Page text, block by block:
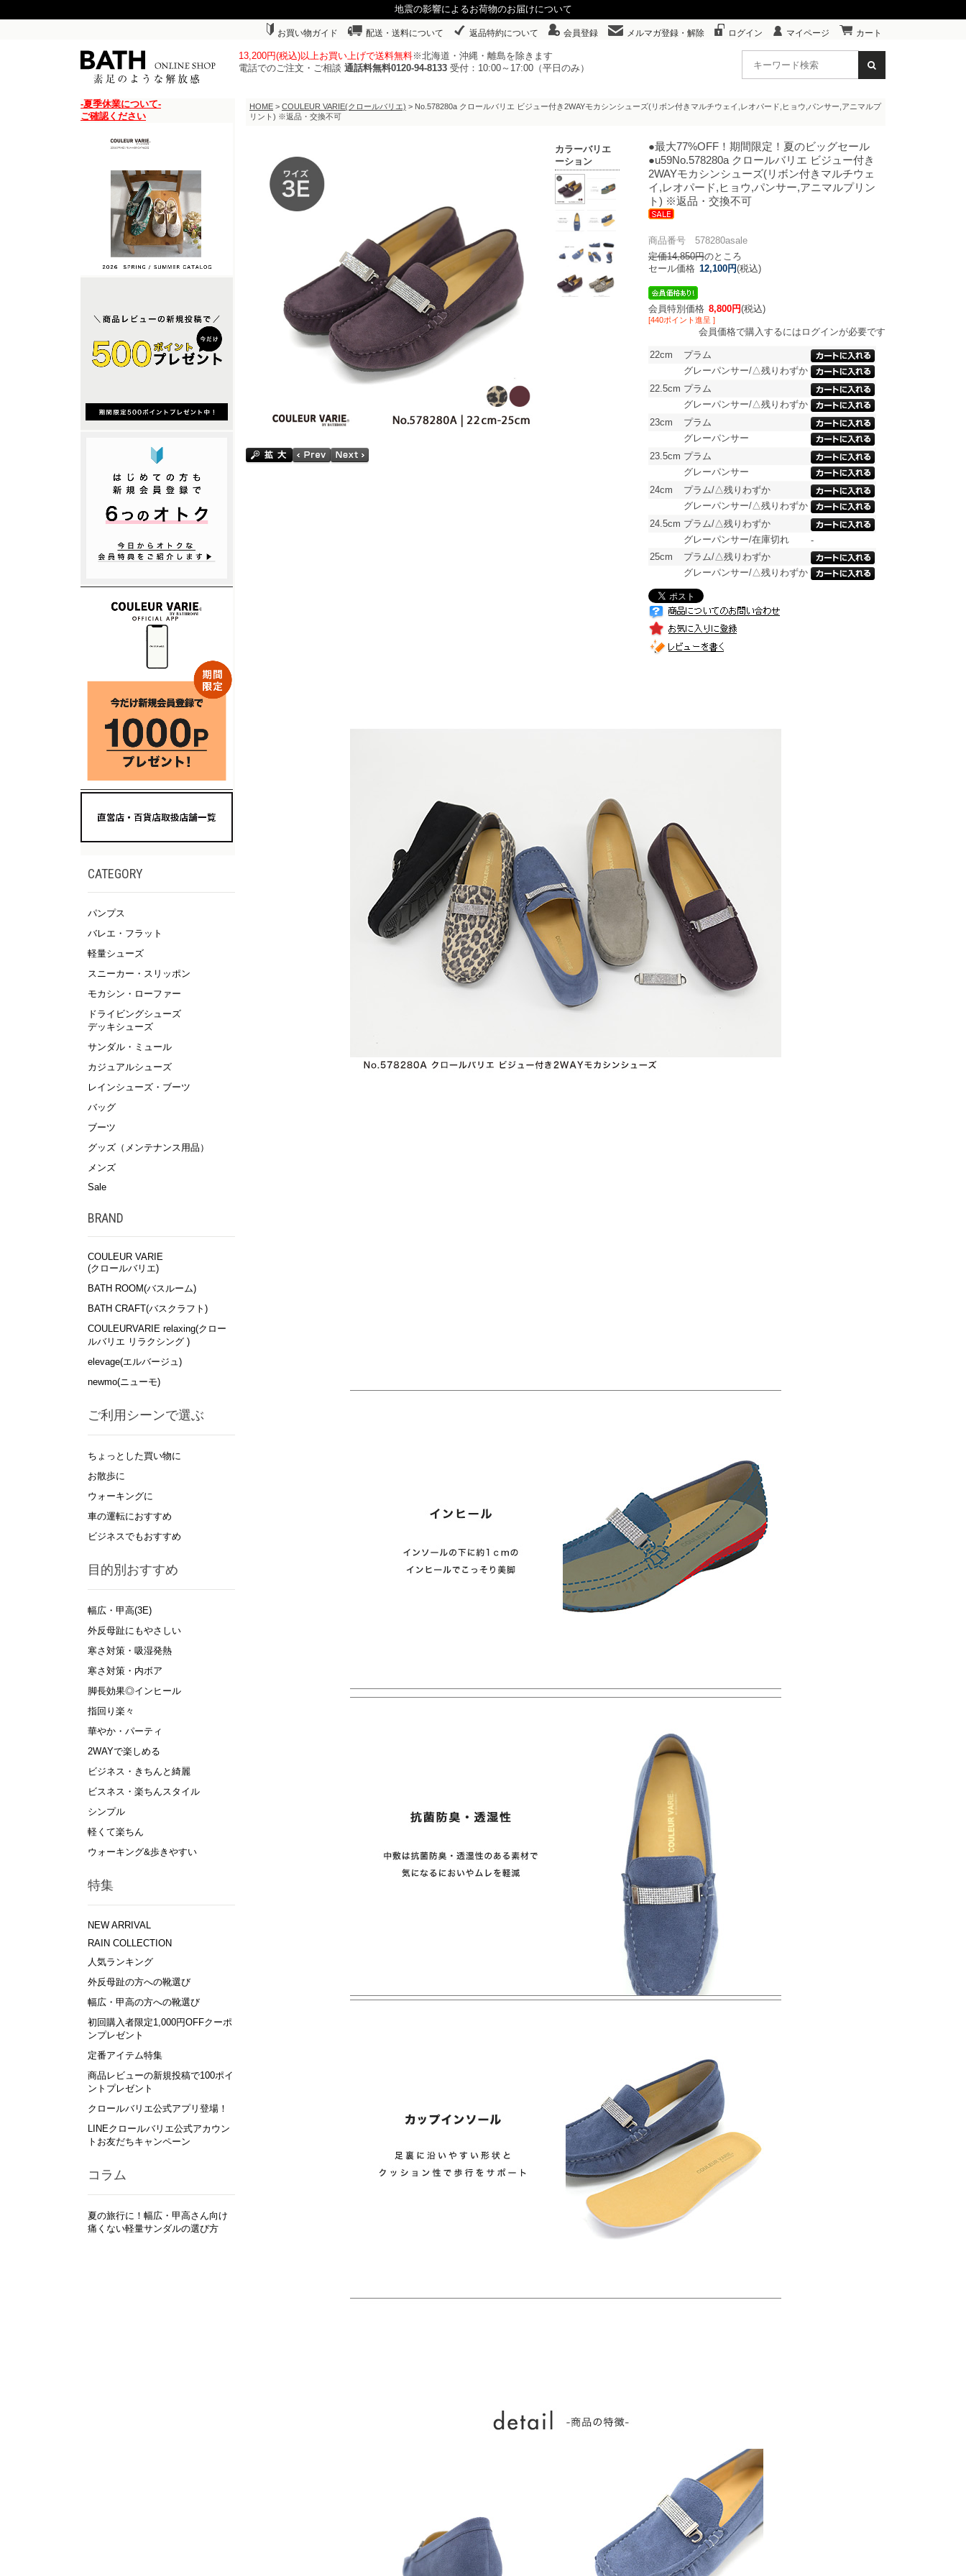
地震の影響によるお荷物のお届けについて
お買い物ガイド 配送・送料について 返品特約について 会員登録 メルマガ登録・解除 ログイン マイページ カート
13,200円(税込)以上お買い上げで送料無料※北海道・沖縄・離島を除きます
電話でのご注文・ご相談 通話料無料0120-94-8133 受付：10:00～17:00（平日のみ）
-夏季休業について-
ご確認ください
CATEGORY
パンプス
バレエ・フラット
軽量シューズ
スニーカー・スリッポン
モカシン・ローファー
ドライビングシューズ
デッキシューズ
サンダル・ミュール
カジュアルシューズ
レインシューズ・ブーツ
バッグ
ブーツ
グッズ（メンテナンス用品）
メンズ
Sale
BRAND
COULEUR VARIE
(クロールバリエ)
BATH ROOM(バスルーム)
BATH CRAFT(バスクラフト)
COULEURVARIE relaxing(クロー
ルバリエ リラクシング )
elevage(エルバージュ)
newmo(ニューモ)
ご利用シーンで選ぶ
ちょっとした買い物に
お散歩に
ウォーキングに
車の運転におすすめ
ビジネスでもおすすめ
目的別おすすめ
幅広・甲高(3E)
外反母趾にもやさしい
寒さ対策・吸湿発熱
寒さ対策・内ボア
脚長効果◎インヒール
指回り楽々
華やか・パーティ
2WAYで楽しめる
ビジネス・きちんと綺麗
ビスネス・楽ちんスタイル
シンプル
軽くて楽ちん
ウォーキング&歩きやすい
特集
NEW ARRIVAL
RAIN COLLECTION
人気ランキング
外反母趾の方への靴選び
幅広・甲高の方への靴選び
初回購入者限定1,000円OFFクーポ
ンプレゼント
定番アイテム特集
商品レビューの新規投稿で100ポイ
ントプレゼント
クロールバリエ公式アプリ登場！
LINEクロールバリエ公式アカウン
トお友だちキャンペーン
コラム
夏の旅行に！幅広・甲高さん向け
痛くない軽量サンダルの選び方
HOME > COULEUR VARIE(クロールバリエ) > No.578280a クロールバリエ ビジュー付き2WAYモカシンシューズ(リボン付きマルチウェイ,レオパード,ヒョウ,パンサー,アニマルプ
リント) ※返品・交換不可
●最大77%OFF！期間限定！夏のビッグセール
●u59No.578280a クロールバリエ ビジュー付き
2WAYモカシンシューズ(リボン付きマルチウェ
イ,レオパード,ヒョウ,パンサー,アニマルプリン
ト) ※返品・交換不可
商品番号 578280asale
定価14,850円のところ
セール価格 12,100円(税込)
会員特別価格 8,800円(税込)
[440ポイント進呈 ]
会員価格で購入するにはログインが必要です
22cm
プラム
グレーパンサー/△残りわずか
22.5cm プラム
グレーパンサー/△残りわずか
23cm
プラム
グレーパンサー
23.5cm プラム
グレーパンサー
24cm
プラム/△残りわずか
グレーパンサー/△残りわずか
24.5cm プラム/△残りわずか
グレーパンサー/在庫切れ
-
25cm
プラム/△残りわずか
グレーパンサー/△残りわずか
カラーバリエ
ーション